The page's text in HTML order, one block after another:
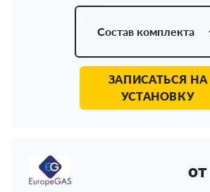
Состав комплекта
ЗАПИСАТЬСЯ НА
УСТАНОВКУ
от